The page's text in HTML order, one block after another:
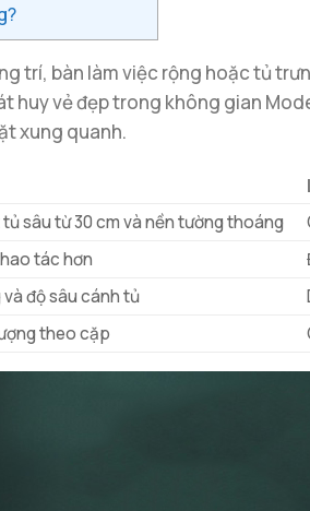
trí, bàn làm việc rộng hoặc tủ
huy vẻ đẹp trong không gian
xung quanh.
sâu từ 30 cm và nền tường thoáng
tác hơn
độ sâu cánh tủ
theo cặp